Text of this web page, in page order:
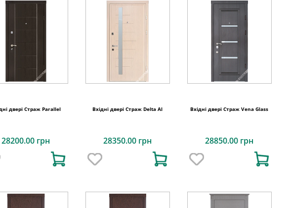
двері Страж Parallel
28200.00 грн
Вхідні двері Страж Delta Al
28350.00 грн
Вхідні двері Страж Vena Glass
28850.00 грн